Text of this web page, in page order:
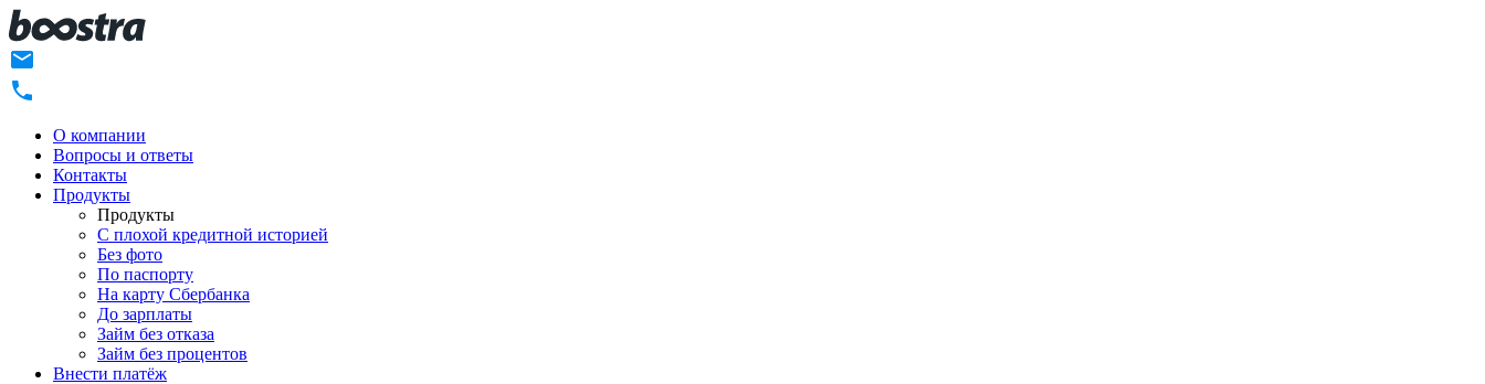
О компании
Вопросы и ответы
Контакты
Продукты
Продукты
C плохой кредитной историей
Без фото
По паспорту
На карту Сбербанка
До зарплаты
Займ без отказа
Займ без процентов
Внести платёж